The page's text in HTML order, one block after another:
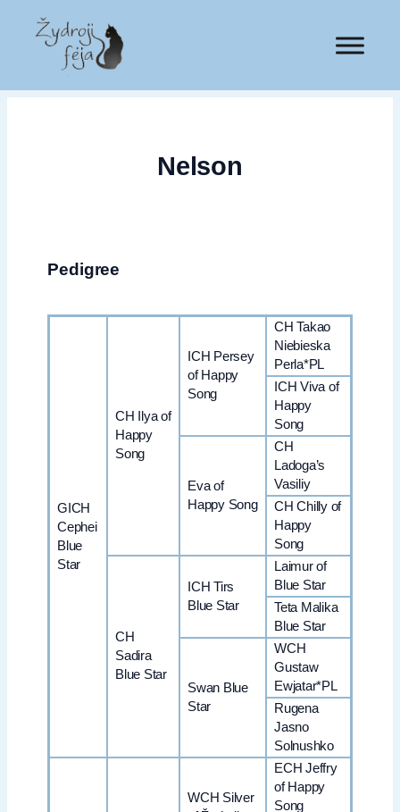
Nelson
Pedigree
GICH
Cephei
Blue
Star
CH Ilya of
Happy
Song
ICH Persey
of Happy
Song
CH Takao
Niebieska
Perla*PL
ICH Viva of
Happy
Song
Eva of
Happy Song
CH
Ladoga’s
Vasiliy
CH Chilly of
Happy
Song
CH
Sadira
Blue Star
ICH Tirs
Blue Star
Laimur of
Blue Star
Teta Malika
Blue Star
Swan Blue
Star
WCH
Gustaw
Ewjatar*PL
Rugena
Jasno
Solnushko
WCH Silver
ECH Jeffry
of Happy
Song